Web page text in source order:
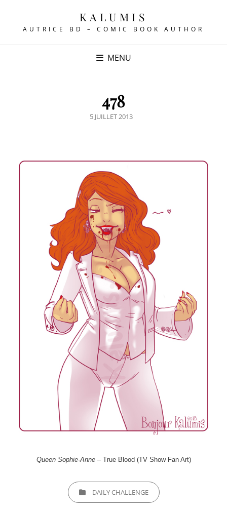
KALUMIS
AUTRICE BD – COMIC BOOK AUTHOR
MENU
478
POSTED
5 JUILLET 2013
Queen Sophie-Anne – True Blood (TV Show Fan Art)
CATEGORIESDAILY CHALLENGE